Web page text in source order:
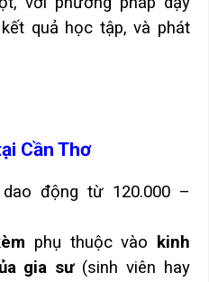
quả học tập, và phát
Cần Thơ
động từ 120.000 –
phụ thuộc vào
kinh
gia sư(sinh viên hay